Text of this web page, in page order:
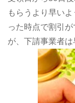
もらうより早い
った時点で割引
が、下請事業者は